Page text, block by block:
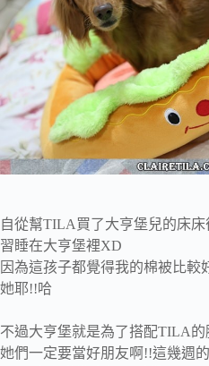
自從幫TILA買了大亨堡兒的床
習睡在大亨堡裡XD
因為這孩子都覺得我的棉被比較
她耶!!哈
不過大亨堡就是為了搭配TILA的
她們一定要當好朋友啊!!這幾週